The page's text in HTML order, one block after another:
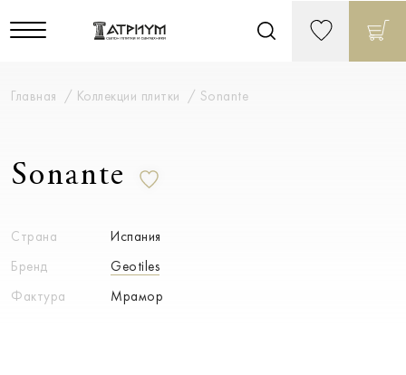
Главная Коллекции плитки Sonante
Sonante
Страна
Испания
Бренд
Geotiles
Фактура
Мрамор